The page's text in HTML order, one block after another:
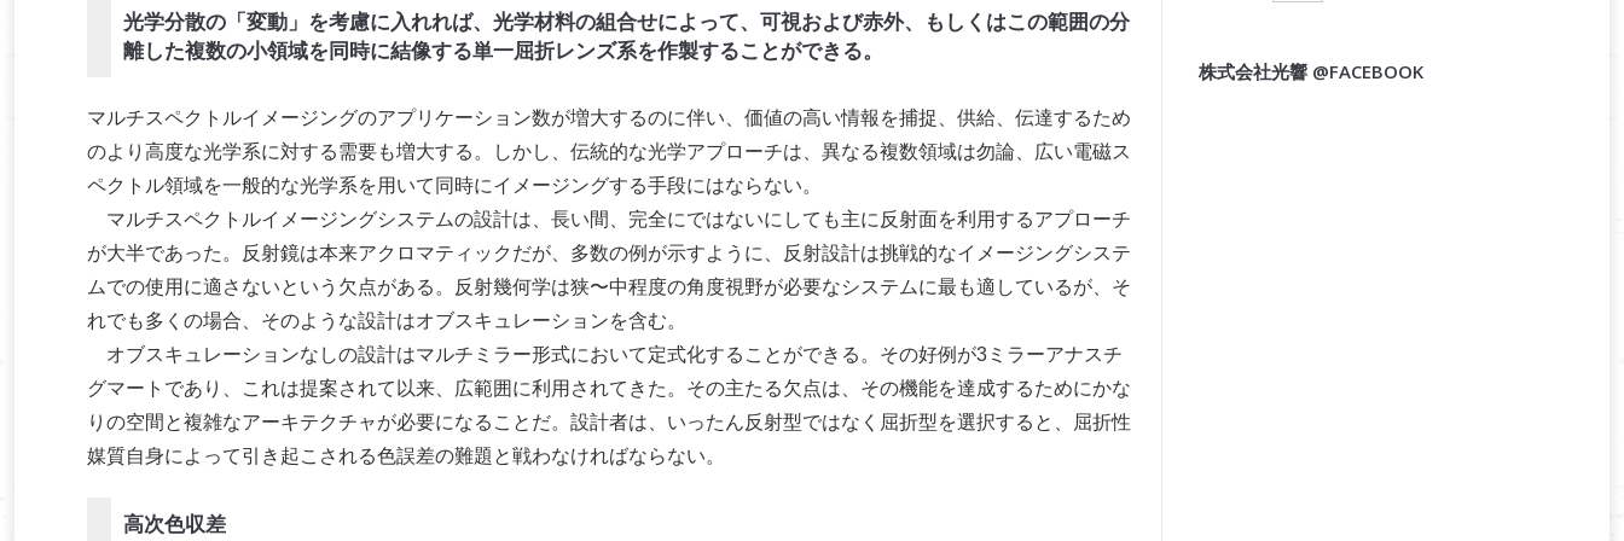
光学分散の「変動」を考慮に入れれば、光学材料の組合せによって、可視および赤外、もしくはこの範囲の分
離した複数の小領域を同時に結像する単一屈折レンズ系を作製することができる。
マルチスペクトルイメージングのアプリケーション数が増大するのに伴い、価値の高い情報を捕捉、供給、伝達するため
のより高度な光学系に対する需要も増大する。しかし、伝統的な光学アプローチは、異なる複数領域は勿論、広い電磁ス
ペクトル領域を一般的な光学系を用いて同時にイメージングする手段にはならない。
マルチスペクトルイメージングシステムの設計は、長い間、完全にではないにしても主に反射面を利用するアプローチ
が大半であった。反射鏡は本来アクロマティックだが、多数の例が示すように、反射設計は挑戦的なイメージングシステ
ムでの使用に適さないという欠点がある。反射幾何学は狭〜中程度の角度視野が必要なシステムに最も適しているが、そ
れでも多くの場合、そのような設計はオブスキュレーションを含む。
オブスキュレーションなしの設計はマルチミラー形式において定式化することができる。その好例が3ミラーアナスチ
グマートであり、これは提案されて以来、広範囲に利用されてきた。その主たる欠点は、その機能を達成するためにかな
りの空間と複雑なアーキテクチャが必要になることだ。設計者は、いったん反射型ではなく屈折型を選択すると、屈折性
媒質自身によって引き起こされる色誤差の難題と戦わなければならない。
高次色収差
株式会社光響 @FACEBOOK